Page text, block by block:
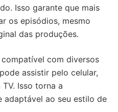
Isso garante que mais
os episódios, mesmo
das produções.
com diversos
assistir pelo celular,
Isso torna a
adaptável ao seu estilo de